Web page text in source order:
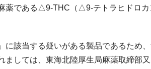
薬である△9-THC（△9-テトラヒドロカ
該当する疑いがある製品であるため
しては、東海北陸厚生局麻薬取締部